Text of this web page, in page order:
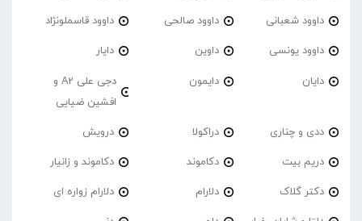
داوود شعبانی داوود صالحی داوود قاسملونژاد
داوود یونسی داوین دایار
دایان دایمون
دجی علی A2 و
افشین ضیایی
ددی و چناری دراکولا درویش
دریم بیت دکاموند دکاموند و زانیار
دکتر گلاک دلارام دلارام زواره ای